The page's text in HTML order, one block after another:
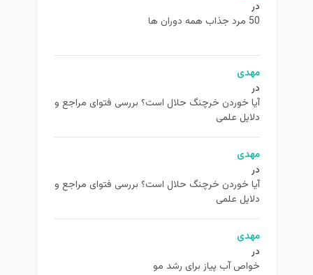
در
50 مرد جذاب همه دوران ها
مهدی
در
آیا خوردن خرچنگ حلال است؟ بررسی فتوای مراجع و
دلایل علمی
مهدی
در
آیا خوردن خرچنگ حلال است؟ بررسی فتوای مراجع و
دلایل علمی
مهدی
در
خواص آب پیاز برای رشد مو